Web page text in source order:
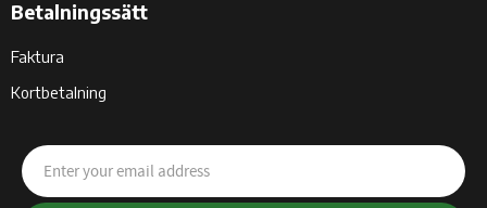
Betalningssätt
Faktura
Kortbetalning